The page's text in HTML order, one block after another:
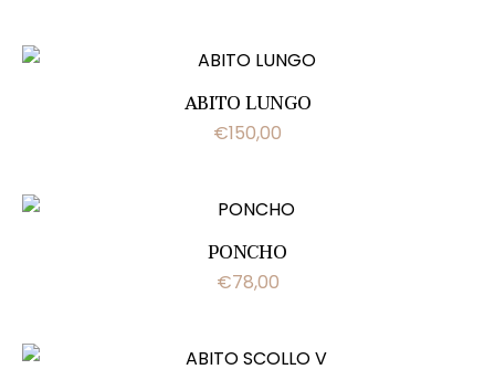
ABITO LUNGO
€150,00
PONCHO
€78,00